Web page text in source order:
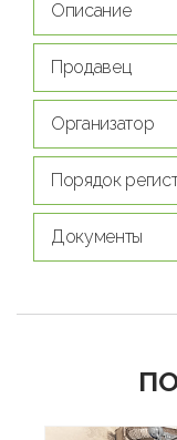
Описание
Продавец
Организатор
Порядок
Документы